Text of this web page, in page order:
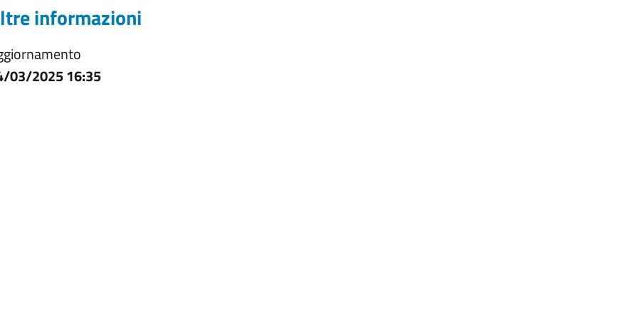
informazioni
03/2025 16:35